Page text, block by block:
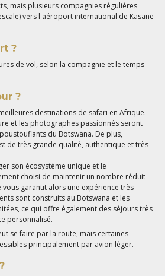
mais plusieurs compagnies régulières
vers l'aéroport international de Kasane
?
de vol, selon la compagnie et le temps
?
destinations de safari en Afrique.
et les photographes passionnés seront
du Botswana. De plus,
de très grande qualité, authentique et très
son écosystème unique et le
choisi de maintenir un nombre réduit
garantit alors une expérience très
sont construits au Botswana et les
ce qui offre également des séjours très
personnalisé.
se faire par la route, mais certaines
principalement par avion léger.